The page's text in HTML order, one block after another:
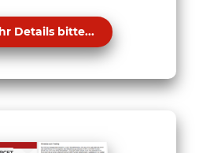
Details bitte...